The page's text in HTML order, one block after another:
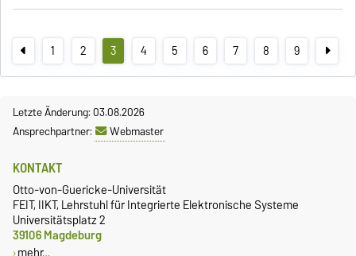
1 2 3 4 5 6 7 8 9
Letzte Änderung: 03.08.2026
Ansprechpartner:
Webmaster
KONTAKT
Otto-von-Guericke-Universität
FEIT, IIKT, Lehrstuhl für Integrierte Elektronische Systeme
Universitätsplatz 2
39106 Magdeburg